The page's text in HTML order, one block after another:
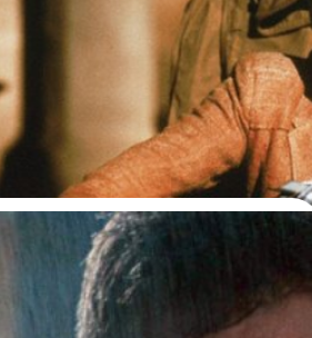
ชาติโดย National Register of
1971 และได้รับการจัดเป็น National…
ดงให้เห็นฝันร้ายของเทคโนโลยีสร้างหุ่น
ที่ล้ำหน้ากว่าเทคโนโลยีในปัจจุบันมาก
ago
ปี Blade Runner (1982)